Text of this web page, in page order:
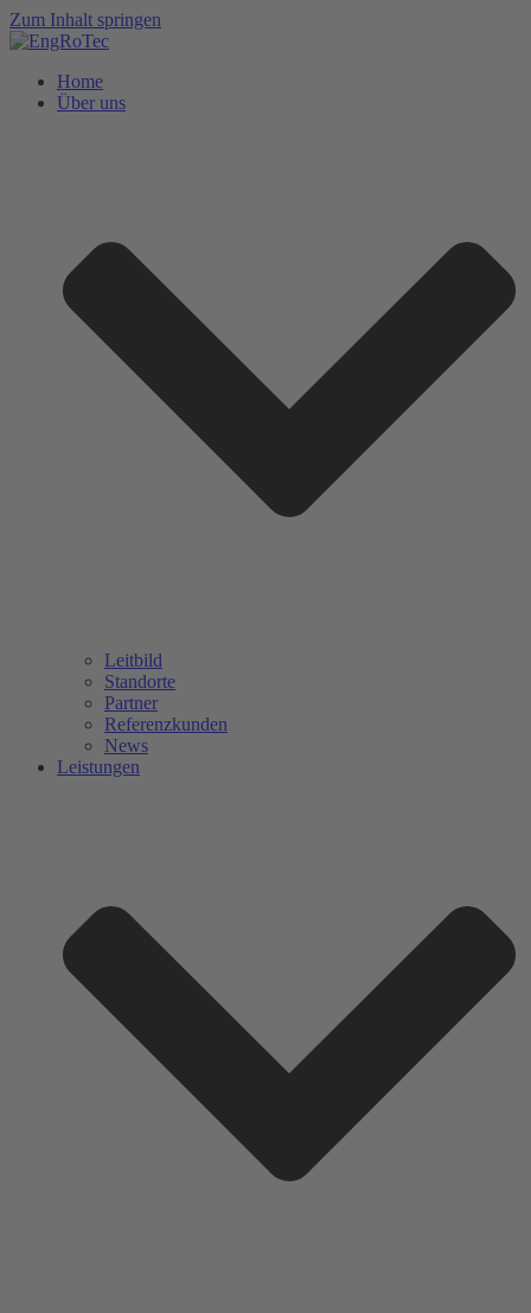
Zum Inhalt springen
Home
Über uns
Leitbild
Standorte
Partner
Referenzkunden
News
Leistungen